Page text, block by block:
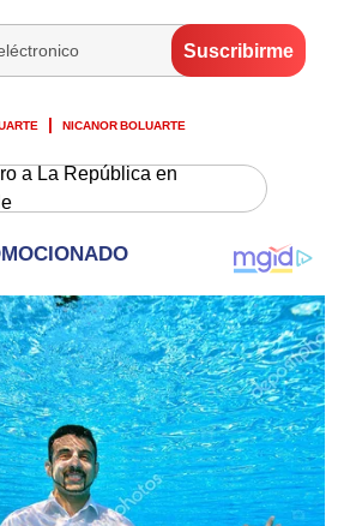
NICANOR BOLUARTE
a La República en